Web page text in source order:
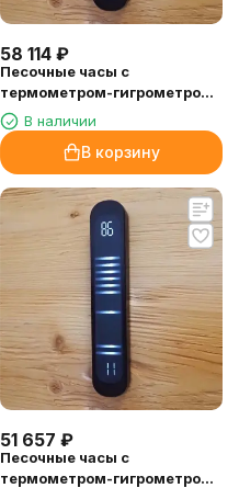
58 114 ₽
Песочные часы с
термометром-гигрометром
Licht-2000 FLIP (для Fasel)
В наличии
В корзину
51 657 ₽
Песочные часы с
термометром-гигрометром